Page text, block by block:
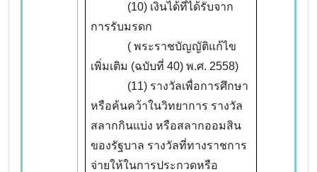
(10) เงินได้ที่ได้รับจาก
การรับมรดก
( พระราชบัญญัติแก้ไข
เพิ่มเติม (ฉบับที่ 40) พ.ศ. 2558)
(11) รางวัลเพื่อการศึกษา
หรือค้นคว้าในวิทยาการ รางวัล
สลากกินแบ่ง หรือสลากออมสิน
ของรัฐบาล รางวัลที่ทางราชการ
จ่ายให้ในการประกวดหรือ